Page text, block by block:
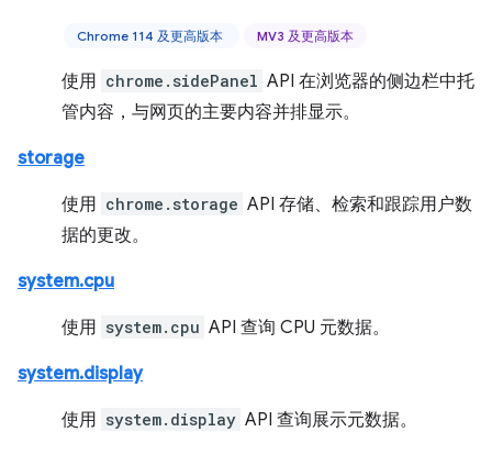
Chrome 114 及更高版本 MV3 及更高版本
使用 chrome.sidePanel API 在浏览器的侧边栏中托
管内容，与网页的主要内容并排显示。
storage
使用 chrome.storage API 存储、检索和跟踪用户数
据的更改。
system.cpu
使用 system.cpu API 查询 CPU 元数据。
system.display
使用 system.display API 查询展示元数据。